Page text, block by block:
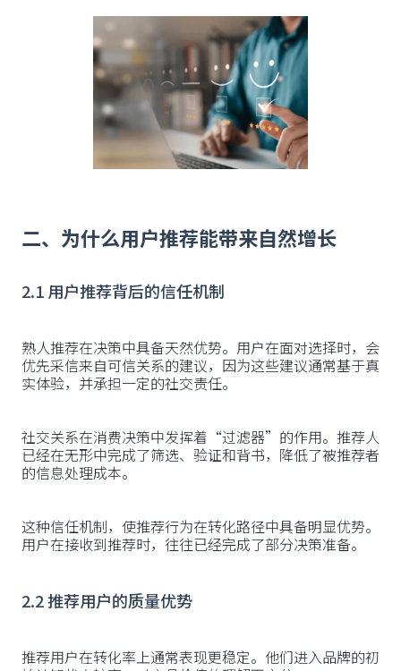
二、为什么用户推荐能带来自然增长
2.1 用户推荐背后的信任机制
熟人推荐在决策中具备天然优势。用户在面对选择时，会
优先采信来自可信关系的建议，因为这些建议通常基于真
实体验，并承担一定的社交责任。
社交关系在消费决策中发挥着“过滤器”的作用。推荐人
已经在无形中完成了筛选、验证和背书，降低了被推荐者
的信息处理成本。
这种信任机制，使推荐行为在转化路径中具备明显优势。
用户在接收到推荐时，往往已经完成了部分决策准备。
2.2 推荐用户的质量优势
推荐用户在转化率上通常表现更稳定。他们进入品牌的初